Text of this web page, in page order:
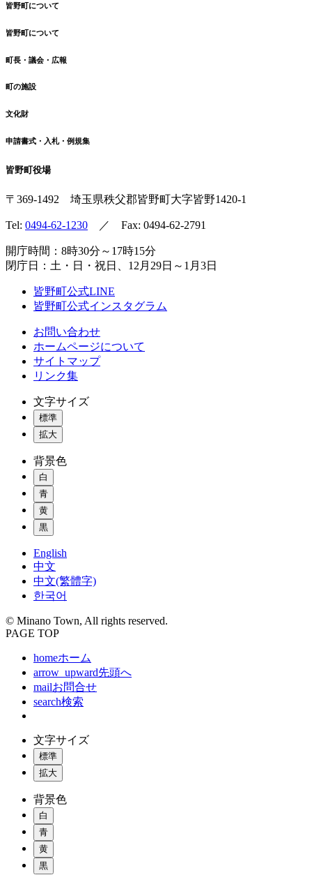
皆野町について
皆野町について
町長・議会・広報
町の施設
文化財
申請書式・入札・例規集
皆野町役場
〒369-1492 埼玉県秩父郡皆野町大字皆野1420-1
Tel: 0494-62-1230 ／ Fax: 0494-62-2791
開庁時間：8時30分～17時15分
閉庁日：土・日・祝日、12月29日～1月3日
皆野町公式LINE
皆野町公式インスタグラム
お問い合わせ
ホームページについて
サイトマップ
リンク集
文字サイズ
標準
拡大
背景色
白
青
黄
黒
English
中文
中文(繁體字)
한국어
© Minano Town, All rights reserved.
PAGE TOP
homeホーム
arrow_upward先頭へ
mailお問合せ
search検索
文字サイズ
標準
拡大
背景色
白
青
黄
黒